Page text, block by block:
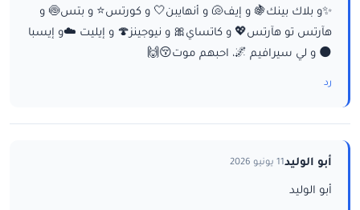
✨و بلاك بينك🍇 و إيف🐚 و أنهايبن🤍 و كورتس⭐ و بتس🍥 و
هآرتس تو هآرتس💖 و كاتساي🎀 و نيوجينز🍄 و إيليت ☁️و إيسبا
🌑 و لي سيرافيم 🌌، احبهم موت😚🙌
رد
أبو الوليد11 يونيو 2026
أبو الوليد